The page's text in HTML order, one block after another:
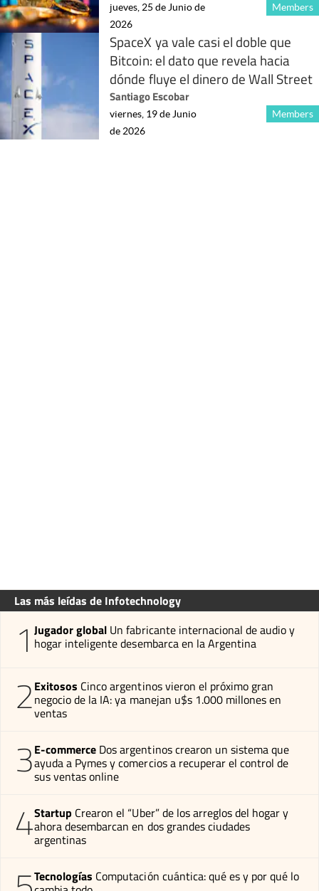
Members
jueves, 25 de Junio de
2026
SpaceX ya vale casi el doble que
Bitcoin: el dato que revela hacia
dónde fluye el dinero de Wall Street
Santiago Escobar
Members
viernes, 19 de Junio
de 2026
Las más leídas de Infotechnology
1 Jugador global Un fabricante internacional de audio y
hogar inteligente desembarca en la Argentina
2Exitosos Cinco argentinos vieron el próximo gran
negocio de la IA: ya manejan u$s 1.000 millones en
ventas
3E-commerce Dos argentinos crearon un sistema que
ayuda a Pymes y comercios a recuperar el control de
sus ventas online
4Startup Crearon el “Uber” de los arreglos del hogar y
ahora desembarcan en dos grandes ciudades
argentinas
Tecnologías Computación cuántica: qué es y por qué lo